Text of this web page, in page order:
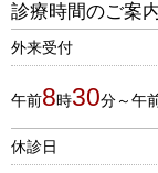
診療時間のご案
外来受付
午前8時30分～午
休診日